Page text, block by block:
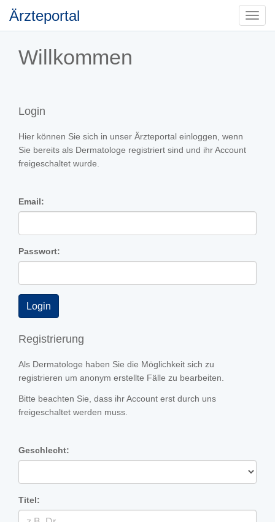
Ärzteportal
Willkommen
Login
Hier können Sie sich in unser Ärzteportal einloggen, wenn
Sie bereits als Dermatologe registriert sind und ihr Account
freigeschaltet wurde.
Email:
Passwort:
Registrierung
Als Dermatologe haben Sie die Möglichkeit sich zu
registrieren um anonym erstellte Fälle zu bearbeiten.
Bitte beachten Sie, dass ihr Account erst durch uns
freigeschaltet werden muss.
Geschlecht:
Titel: